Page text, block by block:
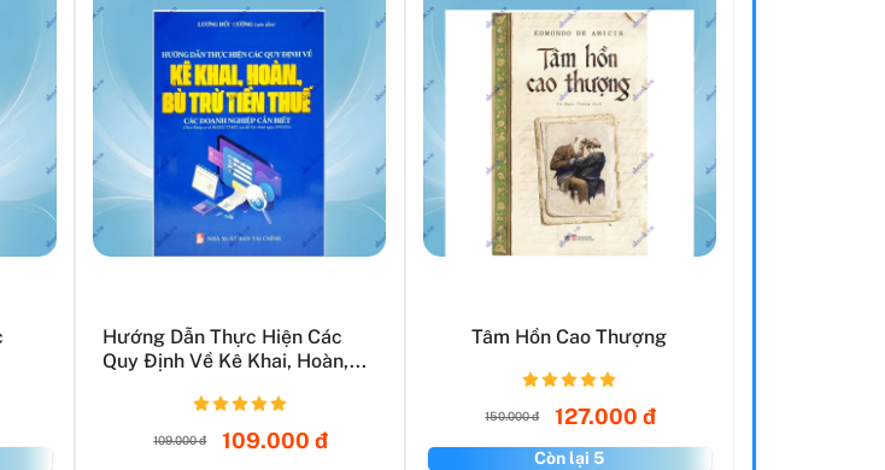
Hướng Dẫn Thực Hiện Các
Quy Định Về Kê Khai, Hoàn,...
109.000 đ 109.000 đ
Tâm Hồn Cao Thượng
150.000 đ 127.000 đ
Còn lại 5